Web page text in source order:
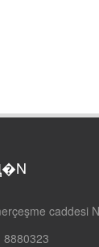
caddesi
8880323